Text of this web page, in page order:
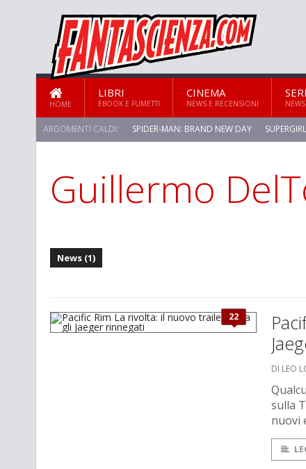
HOME
LIBRI
EBOOK E FUMETTI
CINEMA
NEWS E RECENSIONI
ARGOMENTI CALDI: SPIDER-MAN: BRAND NEW DAY SUPERGIRL
STAR TREK: STRANGE NEW WORLDS
Guillermo
News (1)
22
DI LEO
sulla
nuovi